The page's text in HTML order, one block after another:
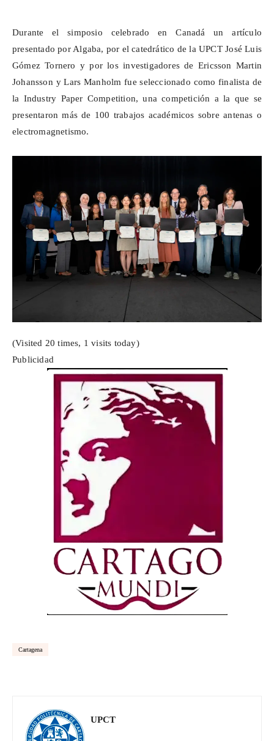
Durante el simposio celebrado en Canadá un artículo
presentado por Algaba, por el catedrático de la UPCT José Luis
Gómez Tornero y por los investigadores de Ericsson Martin
Johansson y Lars Manholm fue seleccionado como finalista de
la Industry Paper Competition, una competición a la que se
presentaron más de 100 trabajos académicos sobre antenas o
electromagnetismo.
(Visited 20 times, 1 visits today)
Publicidad
Cartagena
UPCT